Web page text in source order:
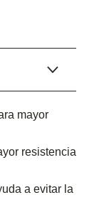
mayor
resistencia
a evitar la